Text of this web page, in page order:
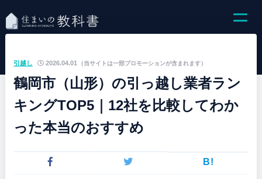
（当サイトは一部プロモーションが含まれます）
引越し 2026.04.01
鶴岡市（山形）の引っ越し業者ラン
キングTOP5｜12社を比較してわか
った本当のおすすめ
B!